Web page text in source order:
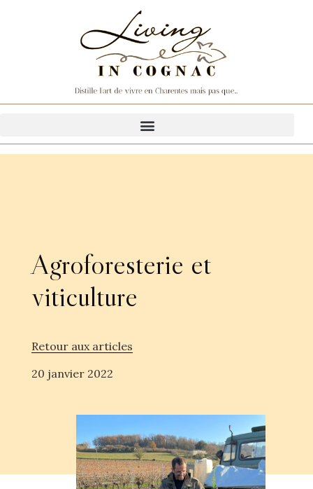
Agroforesterie et
viticulture
Retour aux articles
20 janvier 2022